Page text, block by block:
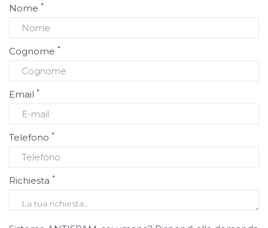
Nome *
Cognome *
Email *
Telefono *
Richiesta *